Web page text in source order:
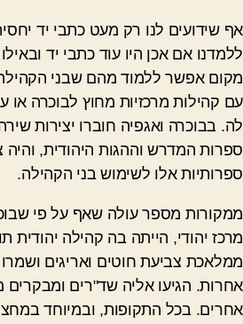
אף שידועים לנו רק מעט כתבי יד
ללמדנו אם אכן היו עוד כתבי יד
מקום אפשר ללמוד מהם שבני
עם קהילות מרכזיות מחוץ לבוכרה או
לה. בבוכרה ואגפיה חוברו יצירות
ספרות המדרש וההגות היהודית, והיה
ספרותיות אלו לשימוש בני הקהילה.
ממקורות מספר עולה שאף על פי
מרכז יהודי, הייתה בה קהילה יהודית
ממלאכת צביעת חוטים ואריגים
אחרות. הגיעו אליה שד"רים
אחרים. בכל התקופות, ובמיוחד